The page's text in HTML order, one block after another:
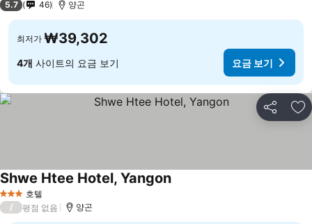
5.7 46 양곤
최저가 ₩39,302
4개 사이트의 요금 보기 요금 보기
공유 즐
3 성급 호텔
Shwe Htee Hotel, Yangon
/ 평점 없음 양곤